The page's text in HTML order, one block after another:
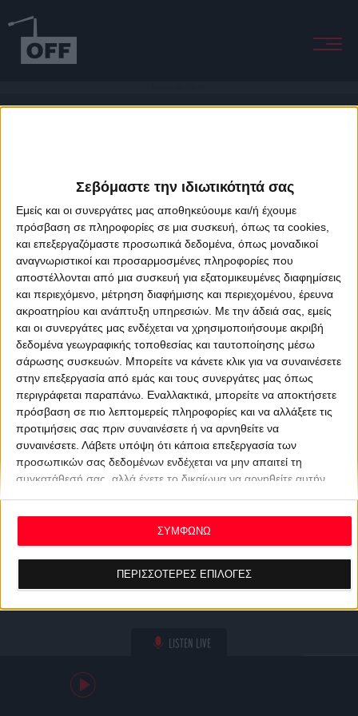
Σεβόμαστε την ιδιωτικότητά σας
Εμείς και οι συνεργάτες μας αποθηκεύουμε και/ή έχουμε
πρόσβαση σε πληροφορίες σε μια συσκευή, όπως τα cookies,
και επεξεργαζόμαστε προσωπικά δεδομένα, όπως μοναδικοί
αναγνωριστικοί και προσαρμοσμένες πληροφορίες που
αποστέλλονται από μια συσκευή για εξατομικευμένες διαφημίσεις
και περιεχόμενο, μέτρηση διαφήμισης και περιεχομένου, έρευνα
ακροατηρίου και ανάπτυξη υπηρεσιών. Με την άδειά σας, εμείς
και οι συνεργάτες μας ενδέχεται να χρησιμοποιήσουμε ακριβή
δεδομένα γεωγραφικής τοποθεσίας και ταυτοποίησης μέσω
σάρωσης συσκευών. Μπορείτε να κάνετε κλικ για να συναινέσετε
στην επεξεργασία από εμάς και τους συνεργάτες μας όπως
περιγράφεται παραπάνω. Εναλλακτικά, μπορείτε να αποκτήσετε
πρόσβαση σε πιο λεπτομερείς πληροφορίες και να αλλάξετε τις
προτιμήσεις σας πριν συναινέσετε ή να αρνηθείτε να
συναινέσετε. Λάβετε υπόψη ότι κάποια επεξεργασία των
προσωπικών σας δεδομένων ενδέχεται να μην απαιτεί τη
συγκατάθεσή σας, αλλά έχετε το δικαίωμα να αρνηθείτε αυτήν
ανακαλέσετε τη συγκατάθεσή σας ανά πάσα στιγμή
επιστρέφοντας σε αυτόν τον ιστότοπο και κάνοντας κλικ στο
κουμπί "Απορρήτου" στο κάτω μέρος της ιστοσελίδας.
ΠΕΡΙΣΣΟΤΕΡΕΣ ΕΠΙΛΟΓΕΣ
ΣΥΜΦΩΝΩ
LISTEN LIVE
About Offradio Business Class Terms & Conditions
Privacy Policy
Designed & developed byporcupine colors&Fotis Alexandrou